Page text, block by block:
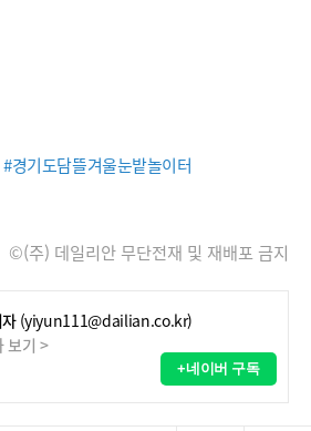
#경기도담뜰겨울눈밭놀이터
©(주) 데일리안 무단전재 및 재배포 금지
(yiyun111@dailian.co.kr)
보기 >
+네이버 구독